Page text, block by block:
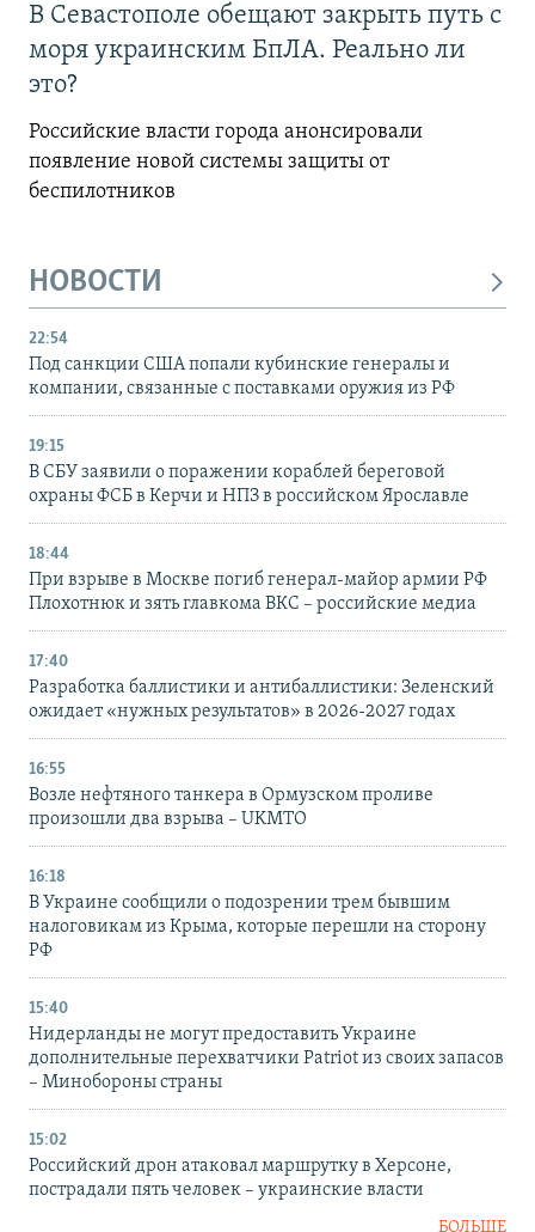
В Севастополе обещают закрыть путь с
моря украинским БпЛА. Реально ли
это?
Российские власти города анонсировали
появление новой системы защиты от
беспилотников
НОВОСТИ
22:54
Под санкции США попали кубинские генералы и
компании, связанные с поставками оружия из РФ
19:15
В СБУ заявили о поражении кораблей береговой
охраны ФСБ в Керчи и НПЗ в российском Ярославле
18:44
При взрыве в Москве погиб генерал-майор армии РФ
Плохотнюк и зять главкома ВКС – российские медиа
17:40
Разработка баллистики и антибаллистики: Зеленский
ожидает «нужных результатов» в 2026-2027 годах
16:55
Возле нефтяного танкера в Ормузском проливе
произошли два взрыва – UKMTO
16:18
В Украине сообщили о подозрении трем бывшим
налоговикам из Крыма, которые перешли на сторону
РФ
15:40
Нидерланды не могут предоставить Украине
дополнительные перехватчики Patriot из своих запасов
– Минобороны страны
15:02
Российский дрон атаковал маршрутку в Херсоне,
пострадали пять человек – украинские власти
БОЛЬШЕ